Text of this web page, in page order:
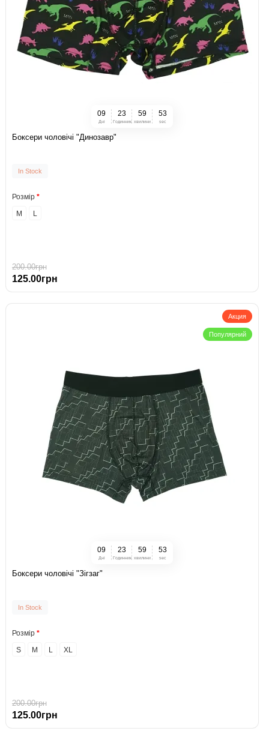
09
Дні
23
Годинник
59
хвилини
52
sec
Боксери чоловічі "Динозавр"
In Stock
Розмір
M
L
200.00грн
125.00грн
Акция
Популярний
09
Дні
23
Годинник
59
хвилини
52
sec
Боксери чоловічі "Зігзаг"
In Stock
Розмір
S
M L XL
200.00грн
125.00грн